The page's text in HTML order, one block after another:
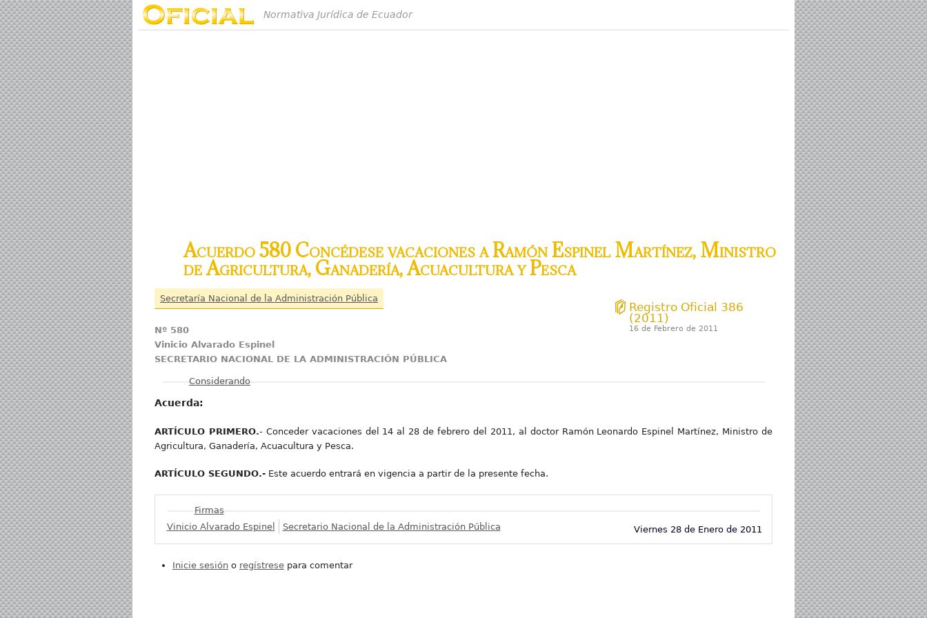
Normativa Jurídica de Ecuador
Acuerdo 580 Concédese vacaciones a Ramón Espinel Martínez, Ministro
de Agricultura, Ganadería, Acuacultura y Pesca
Secretaría Nacional de la Administración Pública
Registro Oficial 386
(2011)
16 de Febrero de 2011
Nº 580
Vinicio Alvarado Espinel
SECRETARIO NACIONAL DE LA ADMINISTRACIÓN PÚBLICA
Mostrar
Considerando
Acuerda:
ARTÍCULO PRIMERO.- Conceder vacaciones del 14 al 28 de febrero del 2011, al doctor Ramón Leonardo Espinel Martínez, Ministro de
Agricultura, Ganadería, Acuacultura y Pesca.
ARTÍCULO SEGUNDO.- Este acuerdo entrará en vigencia a partir de la presente fecha.
Mostrar
Firmas
Viernes 28 de Enero de 2011
Vinicio Alvarado Espinel Secretario Nacional de la Administración Pública
Inicie sesión o regístrese para comentar